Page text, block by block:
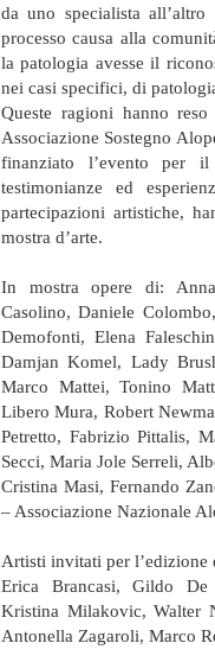
da uno specialista
processo causa alla
la patologia avesse il
nei casi specifici, di
Queste ragioni hanno
Associazione Sostegno
finanziato l’evento per
testimonianze ed
partecipazioni artistiche,
mostra d’arte.
In mostra opere di:
Casolino, Daniele
Demofonti, Elena
Damjan Komel, Lady
Marco Mattei, Tonino
Libero Mura, Robert
Petretto, Fabrizio Pittalis,
Secci, Maria Jole Serreli,
Cristina Masi, Fernando
– Associazione Nazionale
Artisti invitati per l’edizione
Erica Brancasi, Gildo
Kristina Milakovic, Walter
Antonella Zagaroli, Marco